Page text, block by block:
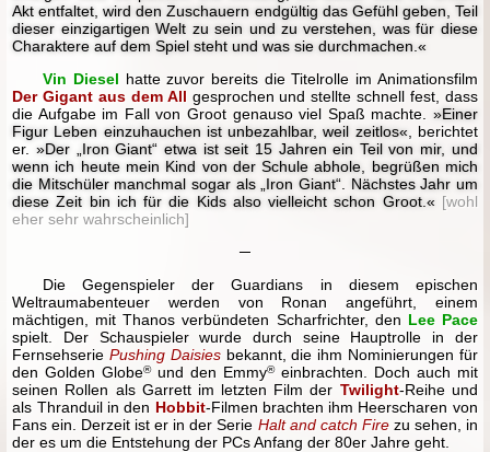
Akt entfaltet, wird den Zuschauern endgültig das Gefühl geben, Teil
dieser einzigartigen Welt zu sein und zu verstehen, was für diese
Charaktere auf dem Spiel steht und was sie durchmachen.«
Vin Diesel hatte zuvor bereits die Titelrolle im Animationsfilm
Der Gigant aus dem All gesprochen und stellte schnell fest, dass
die Aufgabe im Fall von Groot genauso viel Spaß machte. »Einer
Figur Leben einzuhauchen ist unbezahlbar, weil zeitlos« , berichtet
er. »Der „Iron Giant“ etwa ist seit 15 Jahren ein Teil von mir, und
wenn ich heute mein Kind von der Schule abhole, begrüßen mich
die Mitschüler manchmal sogar als „Iron Giant“. Nächstes Jahr um
diese Zeit bin ich für die Kids also vielleicht schon Groot.« [wohl
eher sehr wahrscheinlich]
─
Die Gegenspieler der Guardians in diesem epischen
Weltraumabenteuer werden von Ronan angeführt, einem
mächtigen, mit Thanos verbündeten Scharfrichter, den Lee Pace
spielt. Der Schauspieler wurde durch seine Hauptrolle in der
FernsehseriePushing Daisiesbekannt, die ihm Nominierungen für
den Golden Globe®und den Emmy®einbrachten. Doch auch mit
seinen Rollen als Garrett im letzten Film der Twilight-Reihe und
als Thranduil in den Hobbit-Filmen brachten ihm Heerscharen von
Fans ein. Derzeit ist er in der Serie Halt and catch Firezu sehen, in
der es um die Entstehung der PCs Anfang der 80er Jahre geht.